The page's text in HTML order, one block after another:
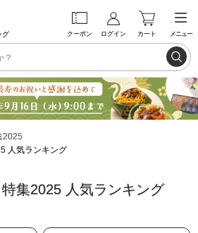
グ クーポン ログイン カート メニュー
2025
人気ランキング
集2025 人気ランキング